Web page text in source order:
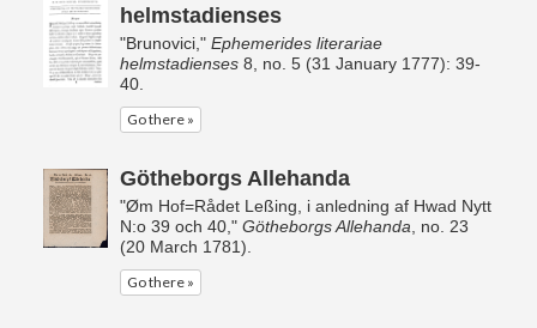
helmstadienses
"Brunovici," Ephemerides literariae
helmstadienses 8, no. 5 (31 January 1777): 39-
40. ​​​​​​​
Go there »
Götheborgs Allehanda
"Øm Hof=Rådet Leßing, i anledning af Hwad Nytt
N:o 39 och 40," Götheborgs Allehanda , no. 23
(20 March 1781).
Go there »